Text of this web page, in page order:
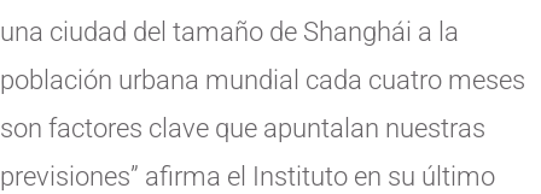
una ciudad del tamaño de Shanghái a la
población urbana mundial cada cuatro meses
son factores clave que apuntalan nuestras
previsiones” afirma el Instituto en su último